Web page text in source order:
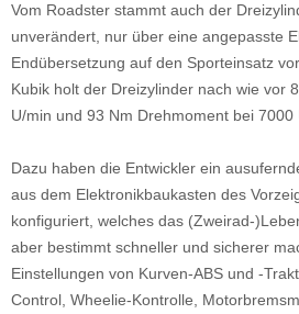
Vom Roadster stammt auch der
unverändert, nur über eine angepasste
Endübersetzung auf den Sporteinsatz
Kubik holt der Dreizylinder nach wie vor
U/min und 93 Nm Drehmoment bei 7000
Dazu haben die Entwickler ein
aus dem Elektronikbaukasten des
konfiguriert, welches das (Zweirad-
aber bestimmt schneller und sicherer
Einstellungen von Kurven-ABS und -
Control, Wheelie-Kontrolle,